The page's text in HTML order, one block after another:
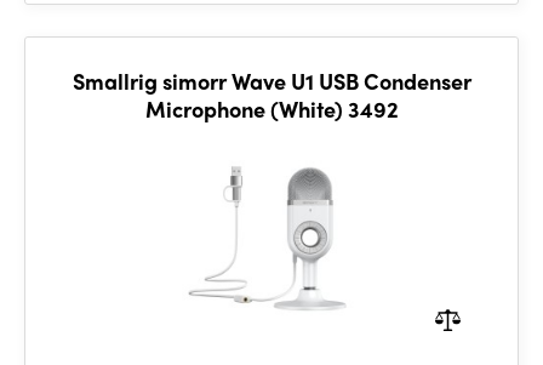
Smallrig simorr Wave U1 USB Condenser
Microphone (White) 3492